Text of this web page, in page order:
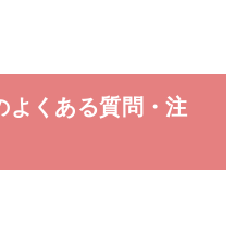
よくある質問・注